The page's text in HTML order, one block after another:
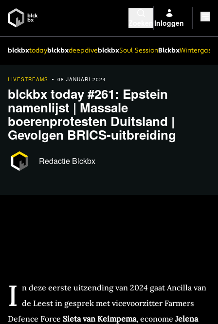
Inloggen
blckbxtodayblckbxdeepdiveblckbxSoul SessionBlckbx
LIVESTREAMS 08 JANUARI 2024
blckbx today #261: Epstein
namenlijst | Massale
boerenprotesten Duitsland |
Gevolgen BRICS-uitbreiding
Redactie Blckbx
I n deze eerste uitzending van 2024 gaat Ancilla van
de Leest in gesprek met vicevoorzitter Farmers
Defence Force Sieta van Keimpema, econome Jelena